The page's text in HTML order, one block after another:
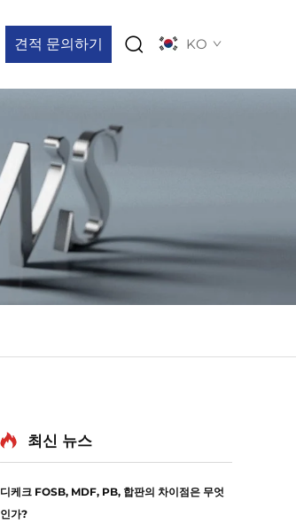
견적 문의하기 KO
최신 뉴스
디케크 FOSB, MDF, PB, 합판의 차이점은 무엇
인가?